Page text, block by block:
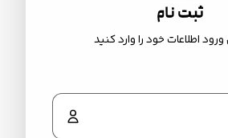
ثبت نام
ورود اطلاعات خود را وارد کنید